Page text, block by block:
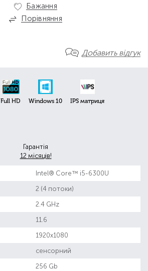
Добавить відгук
Full HD Windows 10 IPS матриця
Гарантія
12 місяців!
Intel® Core™ i5-6300U
2 (4 потоки)
2.4 GHz
11.6
1920x1080
сенсорний
256 Gb
Бажання
Порівняння